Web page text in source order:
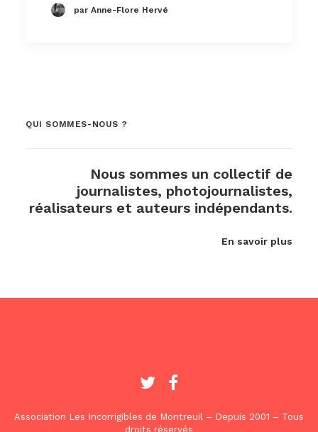
par Anne-Flore Hervé
QUI SOMMES-NOUS ?
Nous sommes un collectif de
journalistes, photojournalistes,
réalisateurs et auteurs indépendants.
En savoir plus
Association Les Incorrigibles de Montreuil – Depuis 2001 – Tous
droits réservés